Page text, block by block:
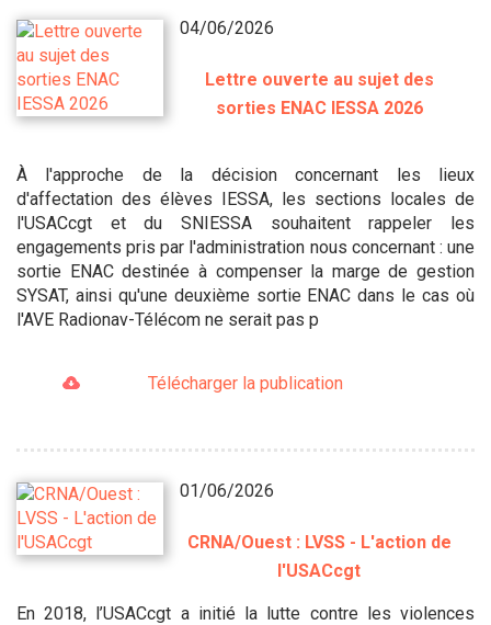
04/06/2026
Lettre ouverte au sujet des
sorties ENAC IESSA 2026
À l'approche de la décision concernant les lieux
d'affectation des élèves IESSA, les sections locales de
l'USACcgt et du SNIESSA souhaitent rappeler les
engagements pris par l'administration nous concernant : une
sortie ENAC destinée à compenser la marge de gestion
SYSAT, ainsi qu'une deuxième sortie ENAC dans le cas où
l'AVE Radionav-Télécom ne serait pas p
Télécharger la publication
01/06/2026
CRNA/Ouest : LVSS - L'action de
l'USACcgt
En 2018, l’USACcgt a initié la lutte contre les violences